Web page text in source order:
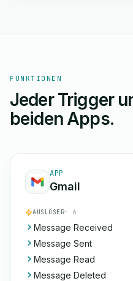
FUNKTIONEN
Jeder Trigger
beiden Apps.
APP
Gmail
AUSLÖSER· 6
Message Received
Message Sent
Message Read
Message Deleted